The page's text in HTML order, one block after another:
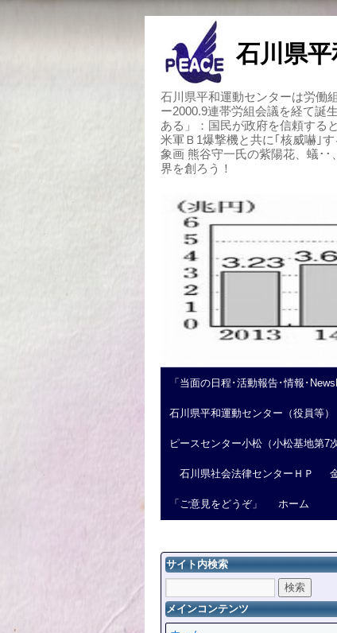
石川県
石川県平和運動センターは労働
ー2000.9連帯労組会議を経て誕
ある」：国民が政府を信頼する
米軍Ｂ1爆撃機と共に｢核威嚇｣
象画 熊谷守一氏の紫陽花、蟻･
界を創ろう！
「当面の日程･活動報告･情報･
石川県平和運動センター（役員等）
ピースセンター小松（小松基地第7
石川県社会法律センターＨＰ
「ご意見をどうぞ」 ホーム
サイト内検索
メインコンテンツ